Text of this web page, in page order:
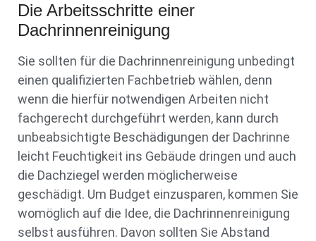
Die Arbeitsschritte einer
Dachrinnenreinigung
Sie sollten für die Dachrinnenreinigung unbedingt
einen qualifizierten Fachbetrieb wählen, denn
wenn die hierfür notwendigen Arbeiten nicht
fachgerecht durchgeführt werden, kann durch
unbeabsichtigte Beschädigungen der Dachrinne
leicht Feuchtigkeit ins Gebäude dringen und auch
die Dachziegel werden möglicherweise
geschädigt. Um Budget einzusparen, kommen Sie
womöglich auf die Idee, die Dachrinnenreinigung
selbst ausführen. Davon sollten Sie Abstand